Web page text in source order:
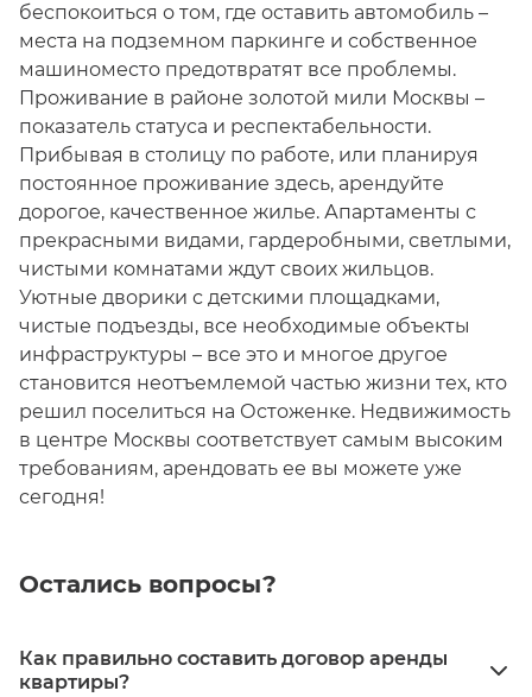
беспокоиться о том, где оставить автомобиль –
места на подземном паркинге и собственное
машиноместо предотвратят все проблемы.
Проживание в районе золотой мили Москвы –
показатель статуса и респектабельности.
Прибывая в столицу по работе, или планируя
постоянное проживание здесь, арендуйте
дорогое, качественное жилье. Апартаменты с
прекрасными видами, гардеробными, светлыми,
чистыми комнатами ждут своих жильцов.
Уютные дворики с детскими площадками,
чистые подъезды, все необходимые объекты
инфраструктуры – все это и многое другое
становится неотъемлемой частью жизни тех, кто
решил поселиться на Остоженке. Недвижимость
в центре Москвы соответствует самым высоким
требованиям, арендовать ее вы можете уже
сегодня!
Остались вопросы?
Как правильно составить договор аренды
квартиры?